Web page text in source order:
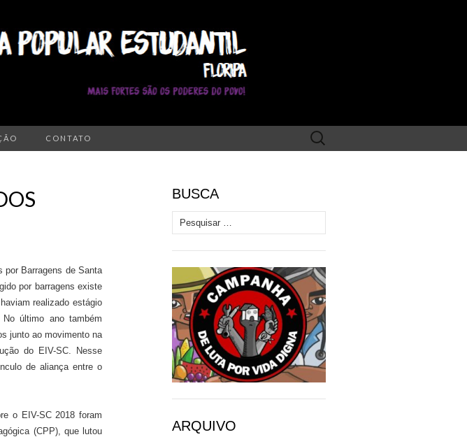
CONTATO
Pesquisar
por:
por Barragens de Santa
por barragens existe
haviamrealizado estágio
No último anotambém
junto ao movimento na
do EIV-SC. Nesse
de aliança entre o
o EIV-SC 2018 foram
(CPP), que lutou
BUSCA
Pesquisar por:
ARQUIVO